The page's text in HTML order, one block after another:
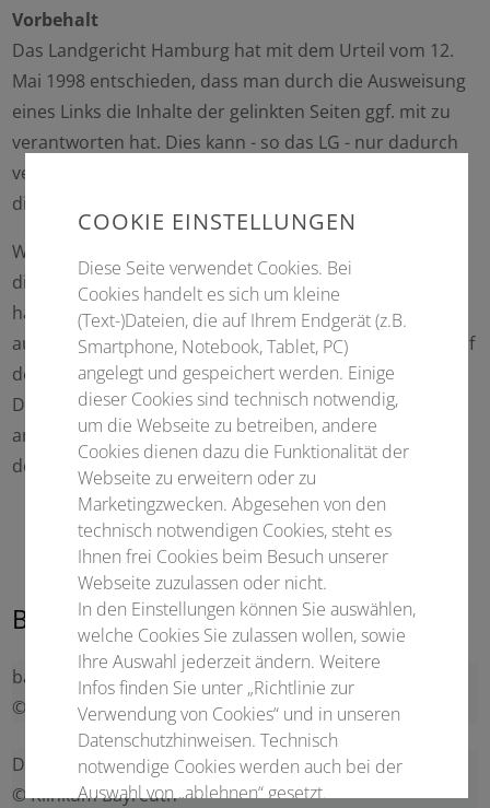
Vorbehalt
Das Landgericht Hamburg hat mit dem Urteil vom 12.
Mai 1998 entschieden, dass man durch die Ausweisung
eines Links die Inhalte der gelinkten Seiten ggf. mit zu
verantworten hat. Dies kann - so das LG - nur dadurch
verhindert werden, dass man sich ausdrücklich von
diesen Inhalten distanziert.
Wir betonen ausführlich, dass wir keinerlei Einfluss auf
die Gestaltung und den Inhalt der gelinkten Seiten
haben. Deshalb distanzieren wir uns hiermit
ausdrücklich von allen Inhalten aller gelinkten Seiten auf
der gesamten Homepage inklusive aller Unterseiten.
Diese Erklärung gilt für alle auf unserer Homepage
angebrachten Links und für alle Inhalte der Seiten, zu
denen Links oder Banner führen.
Bildnachweis
bamberg-5041764_1920.avif
© Sebastian Pflaum | Pixabay
Dierl_Mathias-9174.jpg
© Klinkum Bayreuth
COOKIE EINSTELLUNGEN
Diese Seite verwendet Cookies. Bei
Cookies handelt es sich um kleine
(Text-)Dateien, die auf Ihrem Endgerät (z.B.
Smartphone, Notebook, Tablet, PC)
angelegt und gespeichert werden. Einige
dieser Cookies sind technisch notwendig,
um die Webseite zu betreiben, andere
Cookies dienen dazu die Funktionalität der
Webseite zu erweitern oder zu
Marketingzwecken. Abgesehen von den
technisch notwendigen Cookies, steht es
Ihnen frei Cookies beim Besuch unserer
Webseite zuzulassen oder nicht.
In den Einstellungen können Sie auswählen,
welche Cookies Sie zulassen wollen, sowie
Ihre Auswahl jederzeit ändern. Weitere
Infos finden Sie unter „Richtlinie zur
Verwendung von Cookies“ und in unseren
Datenschutzhinweisen. Technisch
notwendige Cookies werden auch bei der
Auswahl von „ablehnen“ gesetzt.